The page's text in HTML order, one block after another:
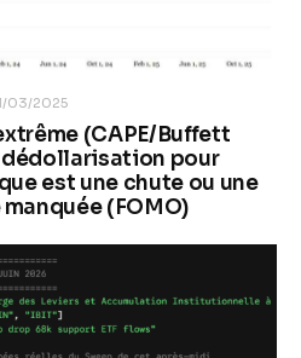
03/2025
(CAPE/Buffett
pour
est une chute ou une
(FOMO)